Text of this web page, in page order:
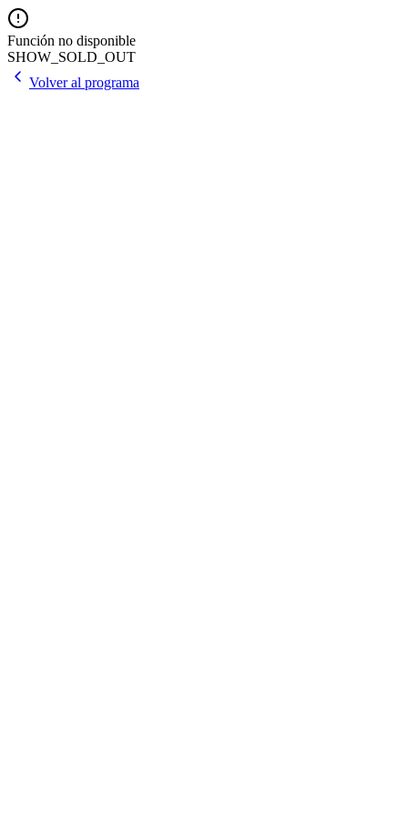
Función no disponible
SHOW_SOLD_OUT
Volver al programa